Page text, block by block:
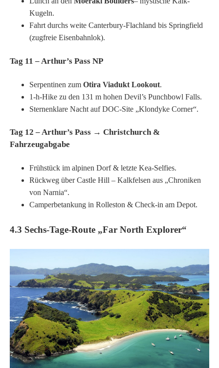
Kugeln.
Fahrt durchs weite Canterbury-Flachland bis Springfield
(zugfreie Eisenbahnlok).
Tag 11 – Arthur’s Pass NP
Serpentinen zum Otira Viadukt Lookout.
1-h-Hike zu den 131 m hohen Devil’s Punchbowl Falls.
Sternenklare Nacht auf DOC-Site „Klondyke Corner“.
Tag 12 – Arthur’s Pass → Christchurch &
Fahrzeugabgabe
Frühstück im alpinen Dorf & letzte Kea-Selfies.
Rückweg über Castle Hill – Kalkfelsen aus „Chroniken
von Narnia“.
Camperbetankung in Rolleston & Check-in am Depot.
4.3 Sechs-Tage-Route „Far North Explorer“